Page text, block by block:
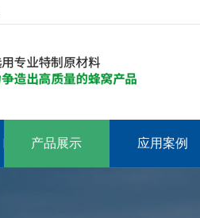
产品展示 应用案例